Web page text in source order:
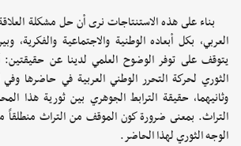
بناء على هذه الاستنتاجات نرى أن حل مشكلة
العربي، بكل أبعاده الوطنية والاجتماعية والفكرية،
يتوقف على توفر الوضوح العلمي لدينا عن حقيقتين:
الثوري لحركة التحرر الوطني العربية في حاضرها وفي
وثانيهما، حقيقة الترابط الجوهري بين ثورية هذا
التراث. بمعنى ضرورة كون الموقف من التراث
الوجه الثوري لهذا الحاضر.